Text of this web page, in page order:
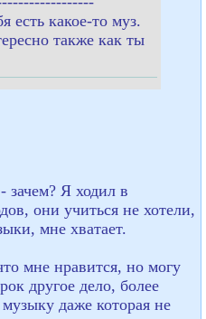
есть какое-то муз.
также как ты
зачем? Я ходил в
они учиться не хотели,
мне хватает.
мне нравится, но могу
другое дело, более
даже которая не